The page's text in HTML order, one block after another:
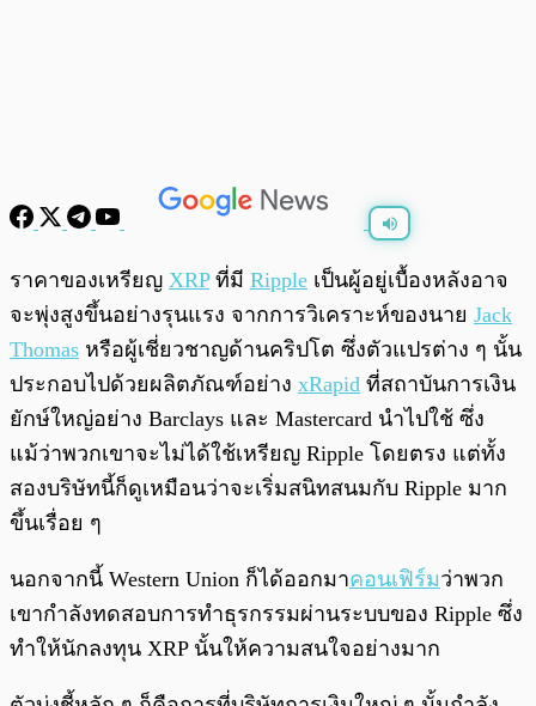
พร้อมเล่น 0:00 /0:00
ราคาของเหรียญ XRPที่มี Ripple เป็นผู้อยู่เบื้องหลังอาจ
จะพุ่งสูงขึ้นอย่างรุนแรง จากการวิเคราะห์ของนาย Jack
Thomas หรือผู้เชี่ยวชาญด้านคริปโต ซึ่งตัวแปรต่าง ๆ นั้น
ประกอบไปด้วยผลิตภัณฑ์อย่าง xRapid ที่สถาบันการเงิน
ยักษ์ใหญ่อย่าง Barclays และ Mastercard นำไปใช้ ซึ่ง
แม้ว่าพวกเขาจะไม่ได้ใช้เหรียญ Ripple โดยตรง แต่ทั้ง
สองบริษัทนี้ก็ดูเหมือนว่าจะเริ่มสนิทสนมกับ Ripple มาก
ขึ้นเรื่อย ๆ
นอกจากนี้ Western Union ก็ได้ออกมาคอนเฟิร์มว่าพวก
เขากำลังทดสอบการทำธุรกรรมผ่านระบบของ Ripple ซึ่ง
ทำให้นักลงทุน XRP นั้นให้ความสนใจอย่างมาก